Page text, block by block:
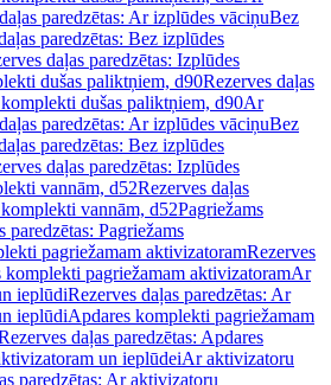
paredzētas: Ar izplūdes vāciņuBez
paredzētas: Bez izplūdes
daļas paredzētas: Izplūdes
dušas paliktņiem, d90Rezerves daļas
dušas paliktņiem, d90Ar
paredzētas: Ar izplūdes vāciņuBez
paredzētas: Bez izplūdes
daļas paredzētas: Izplūdes
vannām, d52Rezerves daļas
vannām, d52Pagriežams
paredzētas: Pagriežams
pagriežamam aktivizatoramRezerves
komplekti pagriežamam aktivizatoramAr
ieplūdiRezerves daļas paredzētas: Ar
ieplūdiApdares komplekti pagriežamam
daļas paredzētas: Apdares
un ieplūdeiAr aktivizatoru
paredzētas: Ar aktivizatoru